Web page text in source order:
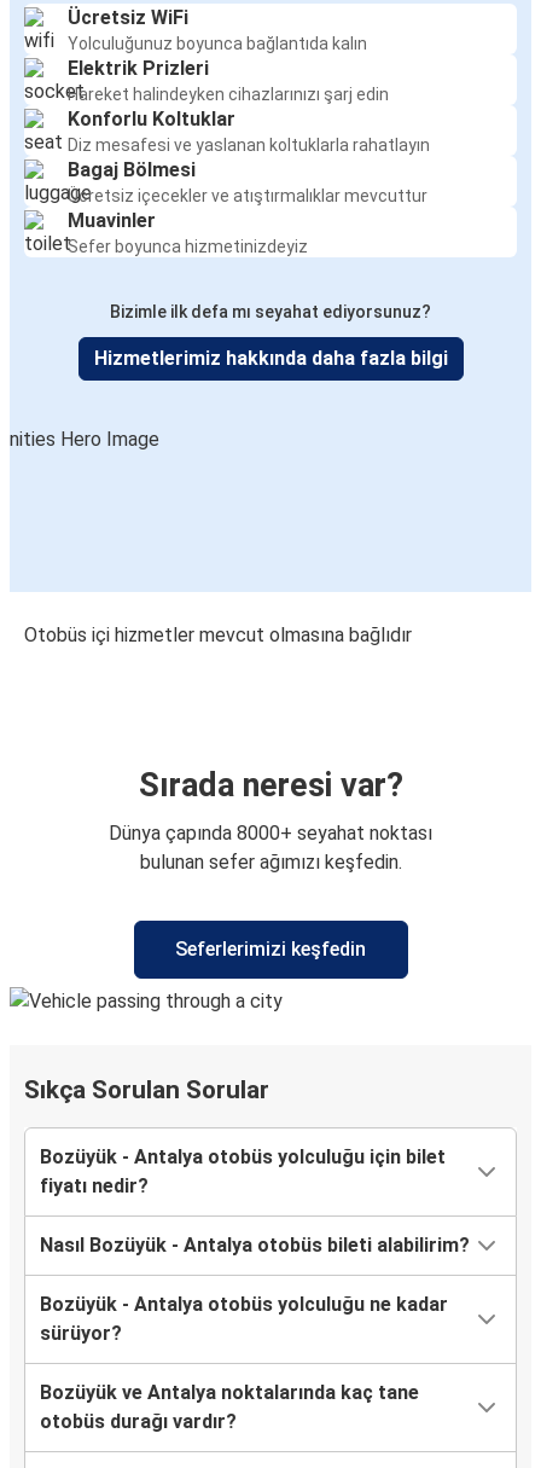
Ücretsiz WiFi
Yolculuğunuz boyunca bağlantıda kalın
Elektrik Prizleri
Hareket halindeyken cihazlarınızı şarj edin
Konforlu Koltuklar
Diz mesafesi ve yaslanan koltuklarla rahatlayın
Bagaj Bölmesi
Ücretsiz içecekler ve atıştırmalıklar mevcuttur
Muavinler
Sefer boyunca hizmetinizdeyiz
Bizimle ilk defa mı seyahat ediyorsunuz?
Hizmetlerimiz hakkında daha fazla bilgi
Otobüs içi hizmetler mevcut olmasına bağlıdır
Sırada neresi var?
Dünya çapında 8000+ seyahat noktası
bulunan sefer ağımızı keşfedin.
Seferlerimizi keşfedin
Sıkça Sorulan Sorular
Bozüyük - Antalya otobüs yolculuğu için bilet
fiyatı nedir?
Nasıl Bozüyük - Antalya otobüs bileti alabilirim?
Bozüyük - Antalya otobüs yolculuğu ne kadar
sürüyor?
Bozüyük ve Antalya noktalarında kaç tane
otobüs durağı vardır?